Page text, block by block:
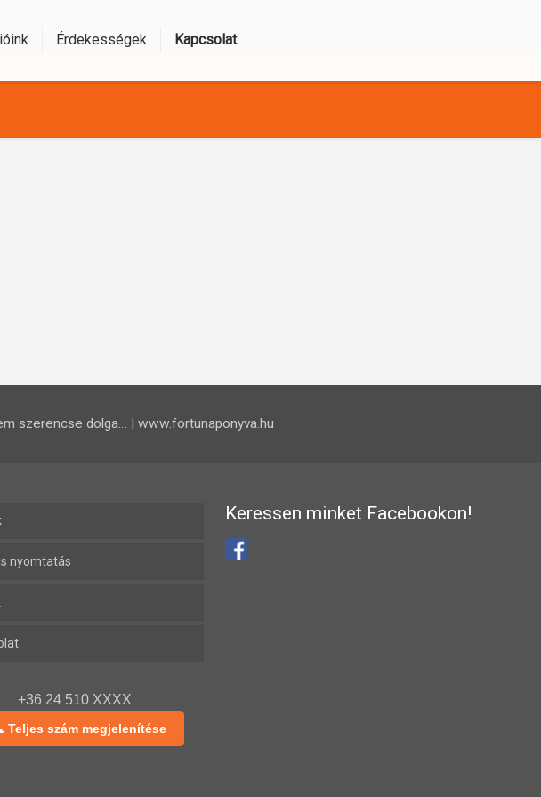
Érdekességek Kapcsolat
szerencse dolga… | www.fortunaponyva.hu
nyomtatás
+36 24 510 XXXX
Teljes szám megjelenítése
Keressen minket Facebookon!